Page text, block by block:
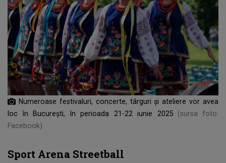
Numeroase festivaluri, concerte, târguri și ateliere vor avea
loc în București, în perioada 21-22 iunie 2025
(sursa foto:
Facebook)
Sport Arena Streetball